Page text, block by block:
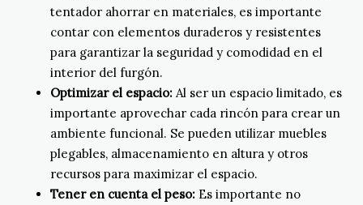
tentador ahorrar en materiales, es importante
contar con elementos duraderos y resistentes
para garantizar la seguridad y comodidad en el
interior del furgón.
Optimizar el espacio: Al ser un espacio limitado, es
importante aprovechar cada rincón para crear un
ambiente funcional. Se pueden utilizar muebles
plegables, almacenamiento en altura y otros
recursos para maximizar el espacio.
Tener en cuenta el peso: Es importante no